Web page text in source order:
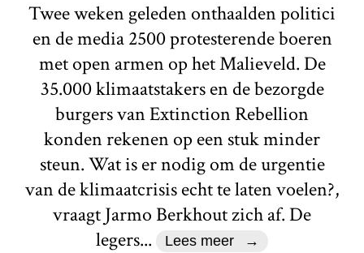
Twee weken geleden onthaalden politici
en de media 2500 protesterende boeren
met open armen op het Malieveld. De
35.000 klimaatstakers en de bezorgde
burgers van Extinction Rebellion
konden rekenen op een stuk minder
steun. Wat is er nodig om de urgentie
van de klimaatcrisis echt te laten voelen?,
vraagt Jarmo Berkhout zich af. De
legers...
Lees meer